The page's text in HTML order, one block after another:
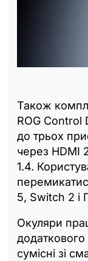
Також
ROG Control
до трьох
через HDMI
1.4.
5, Switch 2 і
Окуляри
сумісні зі